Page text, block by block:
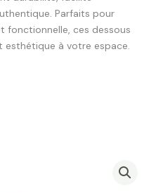
Parfaits pour
fonctionnelle, ces dessous
à votre espace.